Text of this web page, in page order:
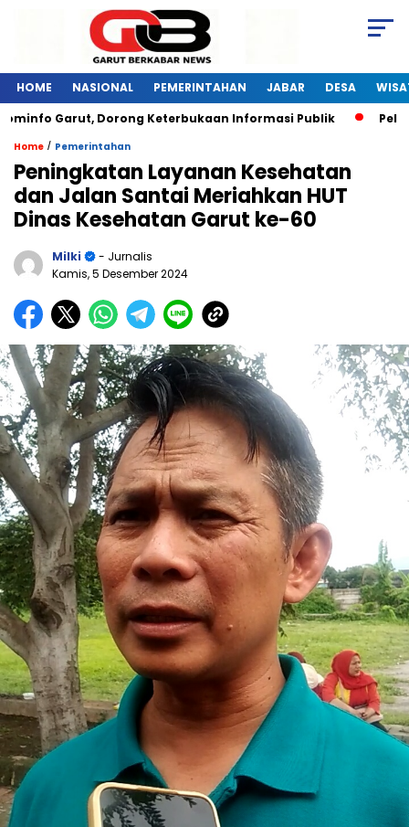
HOME NASIONAL PEMERINTAHAN JABAR DESA
Garut, Dorong Keterbukaan Informasi Publik
Home / Pemerintahan
Peningkatan Layanan Kesehatan
dan Jalan Santai Meriahkan HUT
Dinas Kesehatan Garut ke-60
Milki
- Jurnalis
Kamis, 5 Desember 2024